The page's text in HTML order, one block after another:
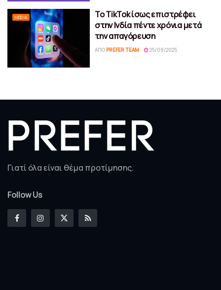
MEDIA
Το TikTok ίσως επιστρέφει
στην Ινδία πέντε χρόνια μετά
την απαγόρευση
ΑΠΌ PREFER TEAM 25/08/2025
Γιατί όλα είναι θέμα προτίμησης.
Follow Us